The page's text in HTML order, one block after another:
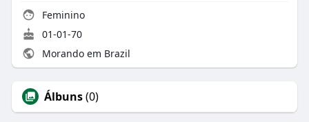
Feminino
01-01-70
Morando em Brazil
Álbuns(0)